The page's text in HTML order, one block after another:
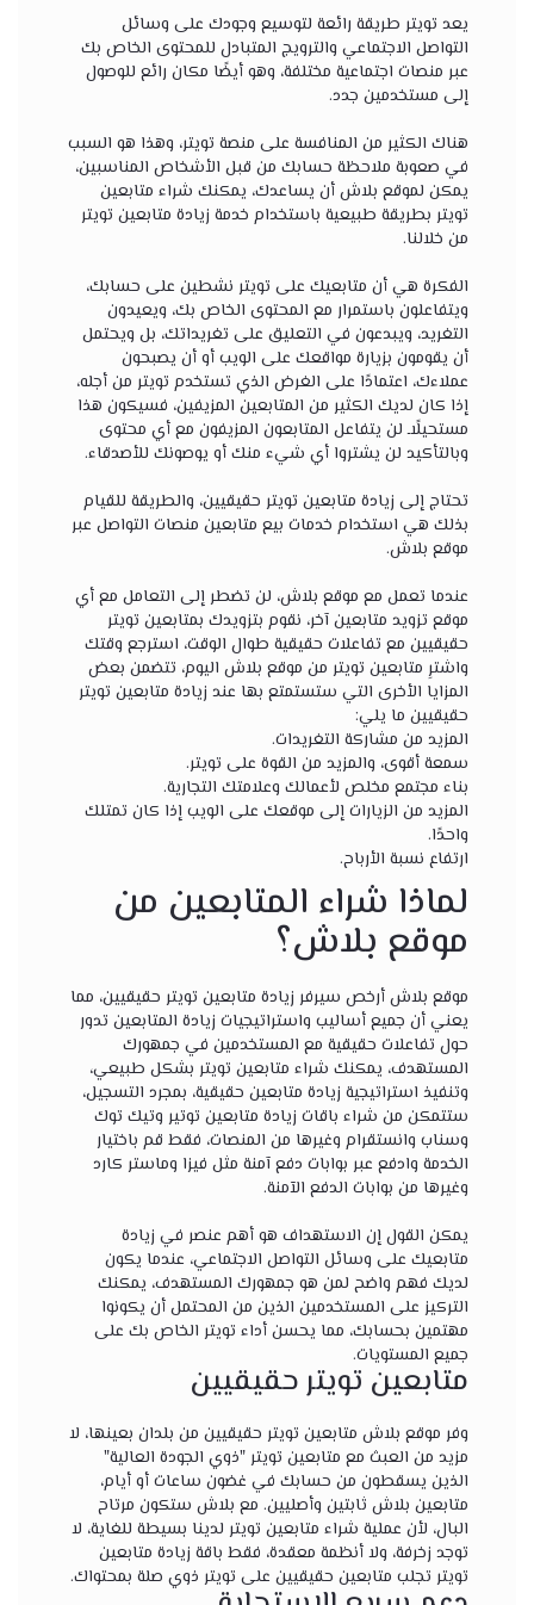
يعد تويتر طريقة رائعة لتوسيع وجودك على وسائل
التواصل الاجتماعي والترويج المتبادل للمحتوى الخاص بك
عبر منصات اجتماعية مختلفة، وهو أيضًا مكان رائع للوصول
إلى مستخدمين جدد.
هناك الكثير من المنافسة على منصة تويتر، وهذا هو السبب
في صعوبة ملاحظة حسابك من قبل الأشخاص المناسبين،
يمكن لموقع بلاش أن يساعدك، يمكنك شراء متابعين
تويتر بطريقة طبيعية باستخدام خدمة زيادة متابعين تويتر
من خلالنا.
الفكرة هي أن متابعيك على تويتر نشطين على حسابك،
ويتفاعلون باستمرار مع المحتوى الخاص بك، ويعيدون
التغريد، ويبدعون في التعليق على تغريداتك، بل ويحتمل
أن يقومون بزيارة مواقعك على الويب أو أن يصبحون
عملاءك، اعتمادًا على الغرض الذي تستخدم تويتر من أجله،
إذا كان لديك الكثير من المتابعين المزيفين، فسيكون هذا
مستحيلًاـ لن يتفاعل المتابعون المزيفون مع أي محتوى
وبالتأكيد لن يشتروا أي شيء منك أو يوصونك للأصدقاء.
تحتاج إلى زيادة متابعين تويتر حقيقيين، والطريقة للقيام
بذلك هي استخدام خدمات بيع متابعين منصات التواصل عبر
موقع بلاش.
عندما تعمل مع موقع بلاش، لن تضطر إلى التعامل مع أي
موقع تزويد متابعين آخر، نقوم بتزويدك بمتابعين تويتر
حقيقيين مع تفاعلات حقيقية طوال الوقت، استرجع وقتك
واشترِ متابعين تويتر من موقع بلاش اليوم، تتضمن بعض
المزايا الأخرى التي ستستمتع بها عند زيادة متابعين تويتر
حقيقيين ما يلي:
المزيد من مشاركة التغريدات.
سمعة أقوى، والمزيد من القوة على تويتر.
بناء مجتمع مخلص لأعمالك وعلامتك التجارية.
المزيد من الزيارات إلى موقعك على الويب إذا كان تمتلك
واحدًا.
ارتفاع نسبة الأرباح.
لماذا شراء المتابعين من
موقع بلاش؟
موقع بلاش أرخص سيرفر زيادة متابعين تويتر حقيقيين، مما
يعني أن جميع أساليب واستراتيجيات زيادة المتابعين تدور
حول تفاعلات حقيقية مع المستخدمين في جمهورك
المستهدف، يمكنك شراء متابعين تويتر بشكل طبيعي،
وتنفيذ استراتيجية زيادة متابعين حقيقية، بمجرد التسجيل،
ستتمكن من شراء باقات زيادة متابعين توتير وتيك توك
وسناب وانستقرام وغيرها من المنصات، فقط قم باختيار
الخدمة وادفع عبر بوابات دفع آمنة مثل فيزا وماستر كارد
وغيرها من بوابات الدفع الآمنة.
يمكن القول إن الاستهداف هو أهم عنصر في زيادة
متابعيك على وسائل التواصل الاجتماعي، عندما يكون
لديك فهم واضح لمن هو جمهورك المستهدف، يمكنك
التركيز على المستخدمين الذين من المحتمل أن يكونوا
مهتمين بحسابك، مما يحسن أداء تويتر الخاص بك على
جميع المستويات.
متابعين تويتر حقيقيين
وفر موقع بلاش متابعين تويتر حقيقيين من بلدان بعينها، لا
مزيد من العبث مع متابعين تويتر "ذوي الجودة العالية"
الذين يسقطون من حسابك في غضون ساعات أو أيام،
متابعين بلاش ثابتين وأصليين. مع بلاش ستكون مرتاح
البال، لأن عملية شراء متابعين تويتر لدينا بسيطة للغاية، لا
توجد زخرفة، ولا أنظمة معقدة، فقط باقة زيادة متابعين
تويتر تجلب متابعين حقيقيين على تويتر ذوي صلة بمحتواك.